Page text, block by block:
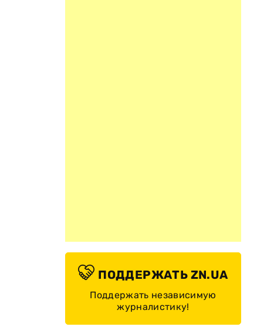
ПОДДЕРЖАТЬ ZN.UA
Поддержать независимую
журналистику!